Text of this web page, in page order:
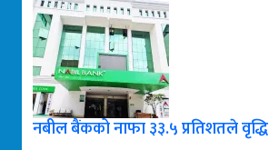
नबील बैंकको नाफा ३३.५ प्रतिशतले वृद्धि